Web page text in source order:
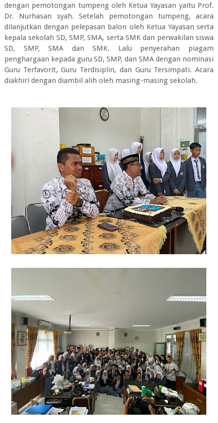
dengan pemotongan tumpeng oleh Ketua Yayasan yaitu Prof.
Dr. Nurhasan syah. Setelah pemotongan tumpeng, acara
dilanjutkan dengan pelepasan balon oleh Ketua Yayasan serta
kepala sekolah SD, SMP, SMA, serta SMK dan perwakilan siswa
SD, SMP, SMA dan SMK. Lalu penyerahan piagam
penghargaan kepada guru SD, SMP, dan SMA dengan nominasi
Guru Terfavorit, Guru Terdisiplin, dan Guru Tersimpati. Acara
diakhiri dengan diambil alih oleh masing-masing sekolah.